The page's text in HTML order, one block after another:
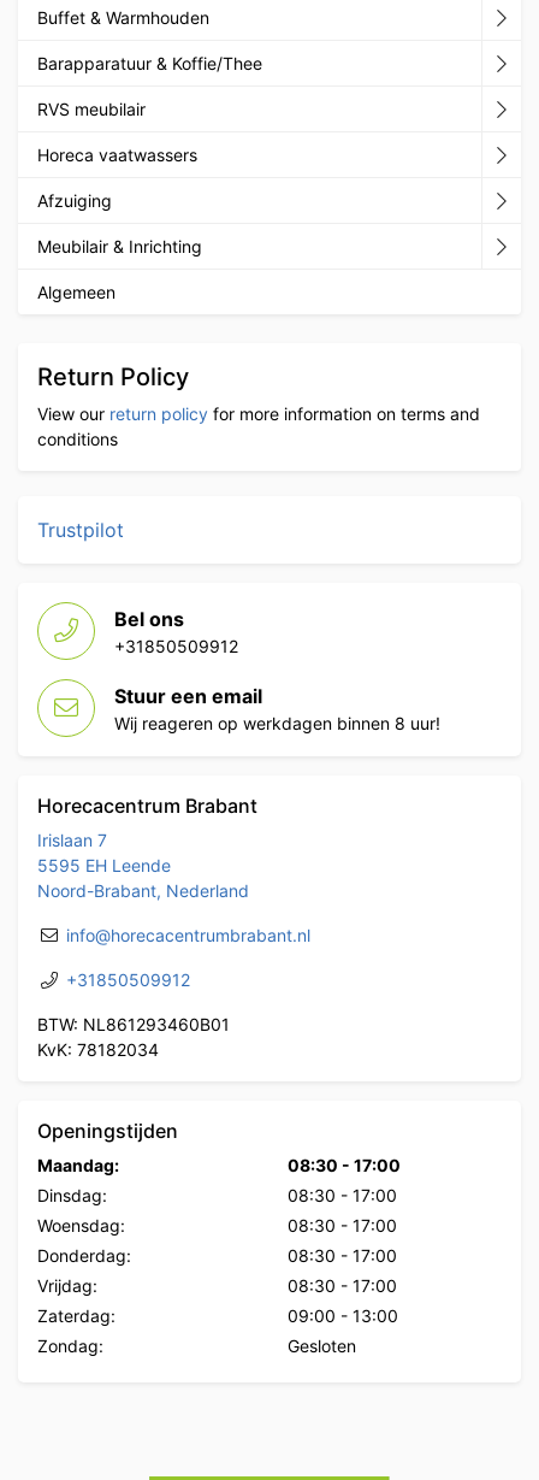
Buffet & Warmhouden
Barapparatuur & Koffie/Thee
RVS meubilair
Horeca vaatwassers
Afzuiging
Meubilair & Inrichting
Algemeen
Return Policy
View our return policy for more information on terms and
conditions
Trustpilot
Bel ons
+31850509912
Stuur een email
Wij reageren op werkdagen binnen 8 uur!
Horecacentrum Brabant
Irislaan 7
5595 EH Leende
Noord-Brabant, Nederland
info@horecacentrumbrabant.nl
+31850509912
BTW: NL861293460B01
KvK: 78182034
Openingstijden
Maandag: 08:30 - 17:00
Dinsdag:
08:30 - 17:00
Woensdag:
08:30 - 17:00
Donderdag:
08:30 - 17:00
Vrijdag:
08:30 - 17:00
Zaterdag:
09:00 - 13:00
Zondag:
Gesloten